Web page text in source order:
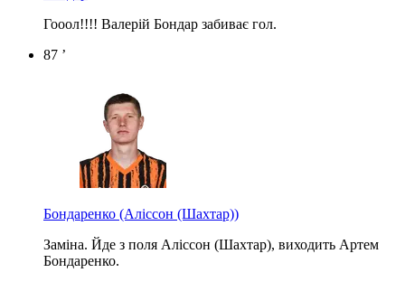
Гооол!!!! Валерій Бондар забиває гол.
87 ’
Бондаренко (Аліссон (Шахтар))
Заміна. Йде з поля Аліссон (Шахтар), виходить Артем
Бондаренко.